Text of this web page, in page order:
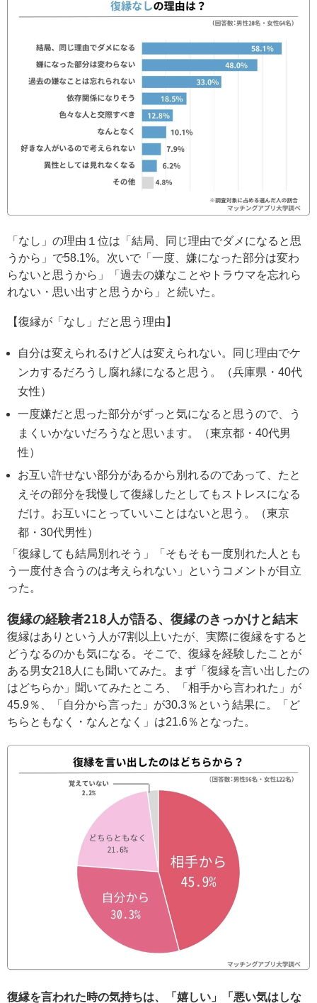
「なし」の理由１位は「結局、同じ理由でダメになると思
うから」で58.1%。次いで「一度、嫌になった部分は変わ
らないと思うから」「過去の嫌なことやトラウマを忘れら
れない・思い出すと思うから」と続いた。
【復縁が「なし」だと思う理由】
自分は変えられるけど人は変えられない。同じ理由でケ
ンカするだろうし腐れ縁になると思う。（兵庫県・40代
女性）
一度嫌だと思った部分がずっと気になると思うので、う
まくいかないだろうなと思います。（東京都・40代男
性）
お互い許せない部分があるから別れるのであって、たと
えその部分を我慢して復縁したとしてもストレスになる
だけ。お互いにとっていいことはないと思う。（東京
都・30代男性）
「復縁しても結局別れそう」「そもそも一度別れた人とも
う一度付き合うのは考えられない」というコメントが目立
った。
復縁の経験者218人が語る、復縁のきっかけと結末
復縁はありという人が7割以上いたが、実際に復縁をすると
どうなるのかも気になる。そこで、復縁を経験したことが
ある男女218人にも聞いてみた。まず「復縁を言い出したの
はどちらか」聞いてみたところ、「相手から言われた」が
45.9％、「自分から言った」が30.3％という結果に。「ど
ちらともなく・なんとなく」は21.6％となった。
復縁を言われた時の気持ちは、「嬉しい」「悪い気はしな